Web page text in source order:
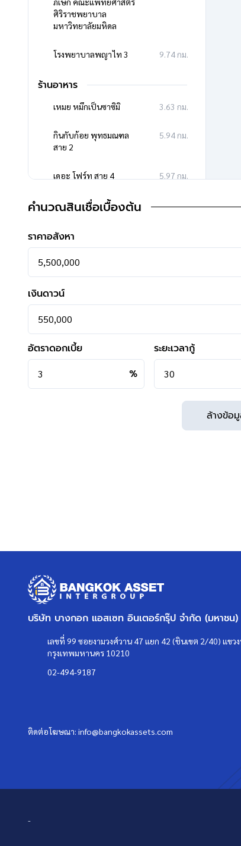
- เข้า-ออก ได้หลายเส้นทาง ได้แก่ ถนน.พุทธมณฑลสา
- ใกล้จุดขึ้นทางด่วน "กาญจนาภิเษก"
**สอบถามข้อมูลบ้านมือสอง**
เรามีบริการด้านสินเชื่อ ติดต่อได้กับทุกธนาคาร สามาร
Instagram >https://goo.gl/REzvav
ดูรายละเอียดเพิ่มเติมได้ที่ >
**ทางบริษัทฯ ขอสงวนสิทธิ์ในการเปลี่ยนแปลงราคาแ
แล้วทำไมต้องซื้อบ้านมือสอง
คลิก<<<
ศิริราชพยาบาล
มหาวิทยาลัยมหิดล
โรงพยาบาลพญาไท 3 9.74 กม.
ร้านอาหาร
เหมย หมึกเป็นซาซิมิ 3.63 กม.
กินกับก้อย พุทธมณฑล
สาย 2
5.94 กม.
เดอะ โฟร์ท สาย 4 5.97 กม.
เซ็นทรัล พระราม 2 9.91 กม.
ซูเปอร์มาร์เก็ต
คำนวณสินเชื่อเบื้องต้น
ราคาอสังหา
เงินดาวน์
อัตราดอกเบี้ย
%
ระยะเวลากู้
ล้างข้อ
บริษัท บางกอก แอสเซท อินเตอร์กรุ๊ป จำกัด (มหาชน)
เลขที่ 99 ซอยงามวงศ์วาน 47 แยก 42 (ชินเขต 2/40) แขว
กรุงเทพมหานคร 10210
02-494-9187
ติดต่อโฆษณา: info@bangkokassets.com
-